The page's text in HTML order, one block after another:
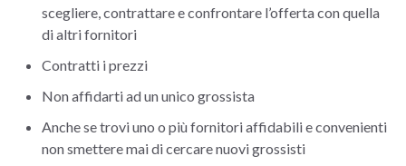
scegliere, contrattare e confrontare l’offerta con quella
di altri fornitori
Contratti i prezzi
Non affidarti ad un unico grossista
Anche se trovi uno o più fornitori affidabili e convenienti
non smettere mai di cercare nuovi grossisti